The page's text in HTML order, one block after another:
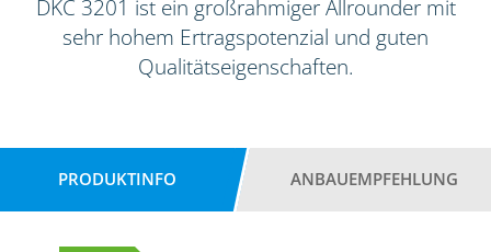
DKC 3201 ist ein großrahmiger Allrounder mit
sehr hohem Ertragspotenzial und guten
Qualitätseigenschaften.
PRODUKTINFO ANBAUEMPFEHLUNG